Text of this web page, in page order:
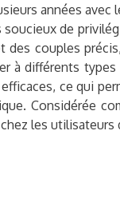
années
de
couples
différents
ce qui
Considérée
les utilisateurs